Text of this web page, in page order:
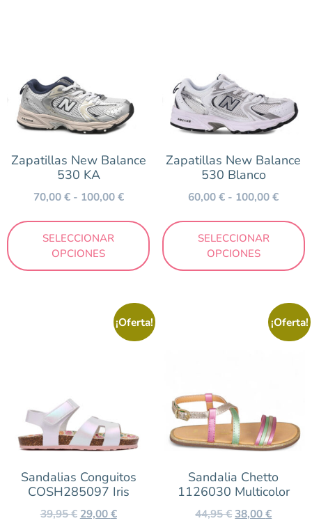
Zapatillas New Balance
530 KA
70,00€ - 100,00€
SELECCIONAR
OPCIONES
Zapatillas New Balance
530 Blanco
60,00€ - 100,00€
SELECCIONAR
OPCIONES
¡Oferta!
Sandalias Conguitos
COSH285097 Iris
39,95€ 29,00€
¡Oferta!
Sandalia Chetto
1126030 Multicolor
44,95€ 38,00€